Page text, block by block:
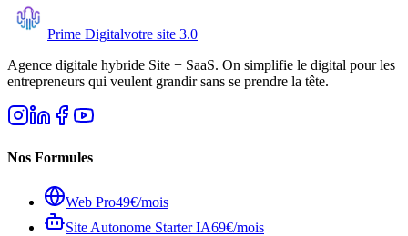
Prime Digitalvotre site 3.0
Agence digitale hybride Site + SaaS. On simplifie le digital pour les
entrepreneurs qui veulent grandir sans se prendre la tête.
Nos Formules
Web Pro49€/mois
Site Autonome Starter IA69€/mois